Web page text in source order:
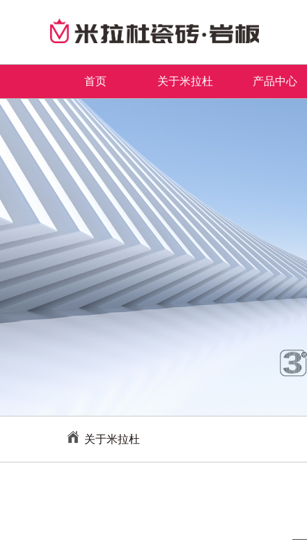
首页 关于米拉杜
企业文化
领导关怀
品牌荣誉
发展历程
联系我们
产品中心
关于米拉杜